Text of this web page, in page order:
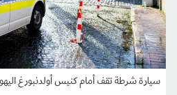
سيارة شرطة تقف أمام كنيس أولدنبورغ